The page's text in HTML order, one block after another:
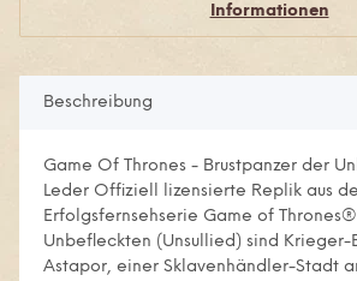
Informationen
Beschreibung
Game Of Thrones - Brustpanzer der
Leder Offiziell lizensierte Replik aus
Erfolgsfernsehserie Game of
Unbefleckten (Unsullied) sind Krieger-
Astapor, einer Sklavenhändler-Stadt